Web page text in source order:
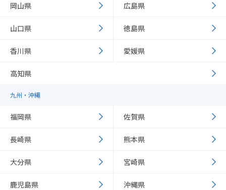
岡山県 広島県
山口県 徳島県
香川県 愛媛県
高知県
九州・沖縄
福岡県 佐賀県
長崎県 熊本県
大分県 宮崎県
鹿児島県 沖縄県